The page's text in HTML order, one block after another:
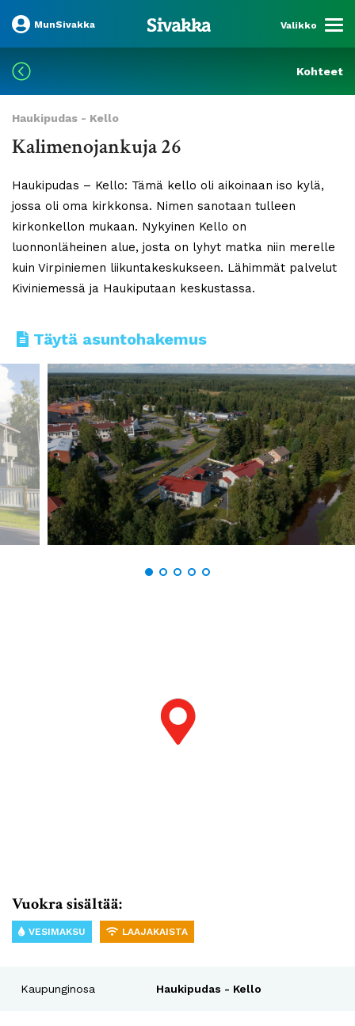
MunSivakka Valikko
Kohteet
Haukipudas - Kello
Kalimenojankuja 26
Haukipudas – Kello: Tämä kello oli aikoinaan iso kylä,
jossa oli oma kirkkonsa. Nimen sanotaan tulleen
kirkonkellon mukaan. Nykyinen Kello on
luonnonläheinen alue, josta on lyhyt matka niin merelle
kuin Virpiniemen liikuntakeskukseen. Lähimmät palvelut
Kiviniemessä ja Haukiputaan keskustassa.
Täytä asuntohakemus
Vuokra sisältää:
VESIMAKSU LAAJAKAISTA
Kaupunginosa Haukipudas - Kello